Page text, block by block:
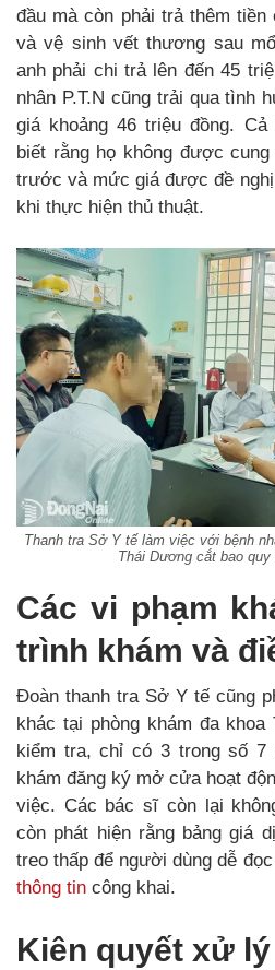
đầu mà còn phải trả thêm
và vệ sinh vết thương sau
anh phải chi trả lên đến 45
nhân P.T.N cũng trải qua tình
giá khoảng 46 triệu đồng.
biết rằng họ không được
trước và mức giá được đề
khi thực hiện thủ thuật.
Thanh tra Sở Y tế làm việc với bệnh
Thái Dương cắt bao
Các vi phạm
trình khám và
Đoàn thanh tra Sở Y tế cũng
khác tại phòng khám đa khoa
kiểm tra, chỉ có 3 trong số 7
khám đăng ký mở cửa hoạt
việc. Các bác sĩ còn lại
còn phát hiện rằng bảng giá
treo thấp để người dùng dễ
thông tin công khai.
Kiên quyết xử